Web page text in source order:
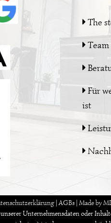
The
Team
Für
ist
|AGBs Made by
Unternehmensdaten oder